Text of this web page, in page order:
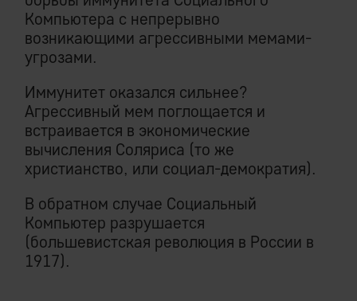
Компьютера с непрерывно
возникающими агрессивными мемами-
угрозами.
Иммунитет оказался сильнее?
Агрессивный мем поглощается и
встраивается в экономические
вычисления Соляриса (то же
христианство, или социал-демократия).
В обратном случае Социальный
Компьютер разрушается
(большевистская революция в России в
1917).